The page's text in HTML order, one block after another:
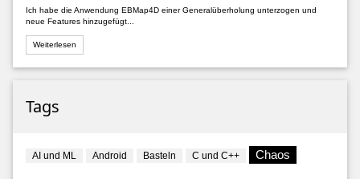
Ich habe die Anwendung EBMap4D einer Generalüberholung unterzogen und
neue Features hinzugefügt...
Weiterlesen
Tags
AI und ML Android Basteln C und C++ Chaos